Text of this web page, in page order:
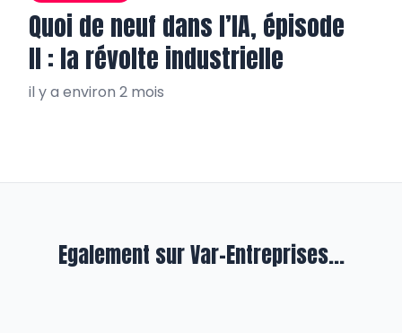
Quoi de neuf dans l’IA, épisode
II : la révolte industrielle
il y a environ 2 mois
Egalement sur Var-Entreprises...